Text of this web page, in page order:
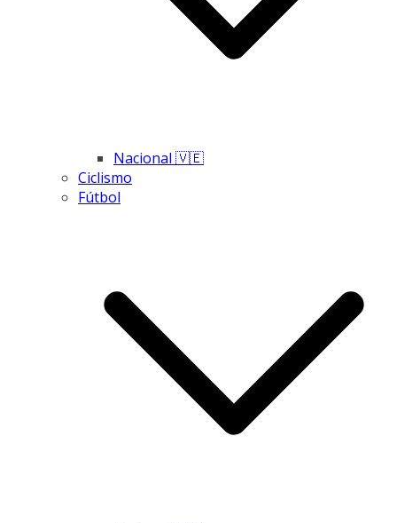
Nacional 🇻🇪
Ciclismo
Fútbol